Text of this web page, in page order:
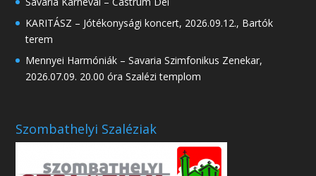
KARITÁSZ – Jótékonysági koncert, 2026.09.12., Bartók
terem
Mennyei Harmóniák – Savaria Szimfonikus Zenekar,
2026.07.09. 20.00 óra Szalézi templom
Szombathelyi Szaléziak